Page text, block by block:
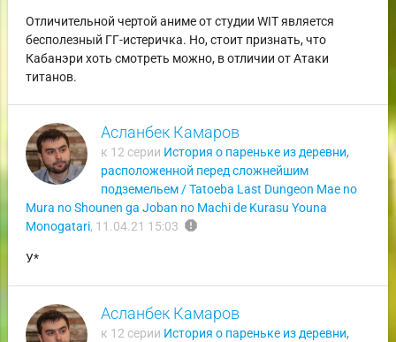
Отличительной чертой аниме от студии WIT является
бесполезный ГГ-истеричка. Но, стоит признать, что
Кабанэри хоть смотреть можно, в отличии от Атаки
титанов.
Асланбек Камаров
к 12 серии История о пареньке из деревни,
расположенной перед сложнейшим
подземельем / Tatoeba Last Dungeon Mae no
Mura no Shounen ga Joban no Machi de Kurasu Youna
Monogatari, 11.04.21 15:03 report
У*
Асланбек Камаров
к 12 серии История о пареньке из деревни,